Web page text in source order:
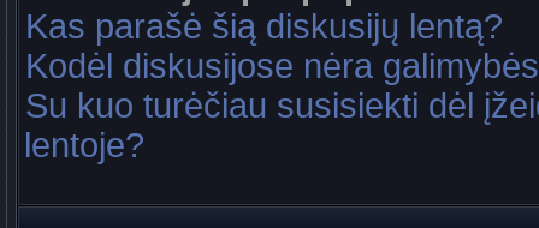
Kas parašė šią diskusijų lentą?
Kodėl diskusijose nėra
Su kuo turėčiau susisiekti dėl
lentoje?